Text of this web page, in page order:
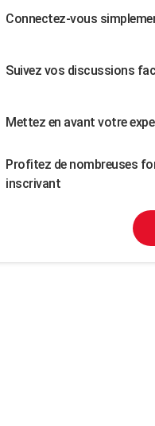
Connectez-vous
Suivez vos discussions
Mettez en avant votre
Profitez de nombreuses
inscrivant